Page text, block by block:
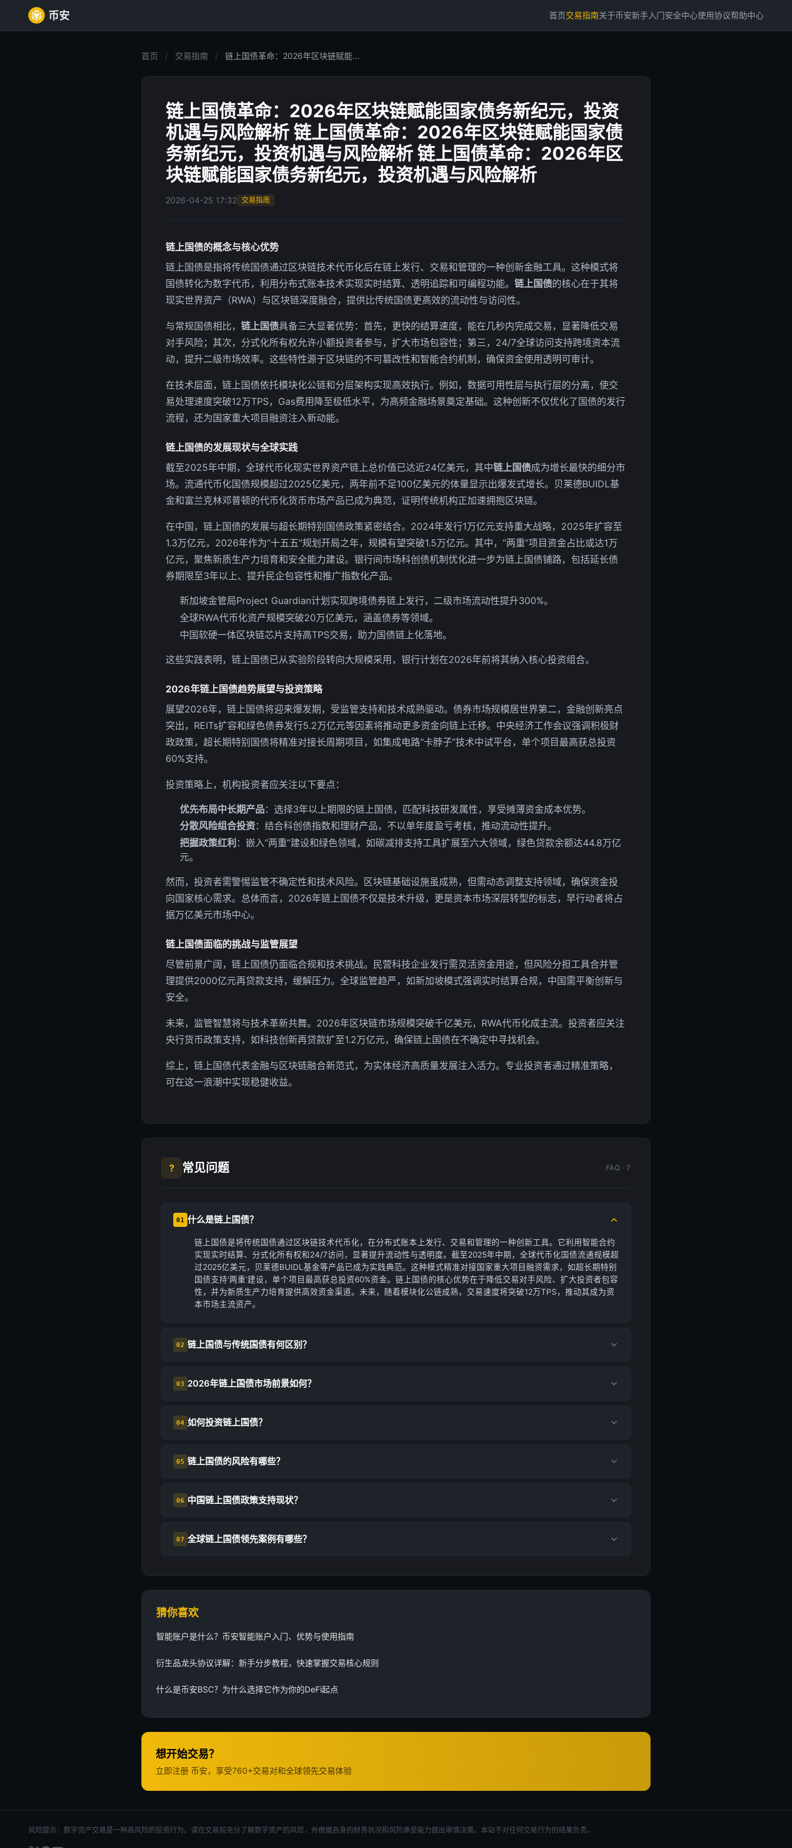
币安 首页交易指南关于币安新手入门安全中心使用协议帮助中心
首页 / 交易指南 / 链上国债革命：2026年区块链赋能...
链上国债革命：2026年区块链赋能国家债务新纪元，投资
机遇与风险解析 链上国债革命：2026年区块链赋能国家债
务新纪元，投资机遇与风险解析 链上国债革命：2026年区
块链赋能国家债务新纪元，投资机遇与风险解析
2026-04-25 17:32 交易指南
链上国债的概念与核心优势
链上国债是指将传统国债通过区块链技术代币化后在链上发行、交易和管理的一种创新金融工具。这种模式将
国债转化为数字代币，利用分布式账本技术实现实时结算、透明追踪和可编程功能。 链上国债的核心在于其将
现实世界资产（RWA）与区块链深度融合，提供比传统国债更高效的流动性与访问性。
与常规国债相比， 链上国债具备三大显著优势：首先，更快的结算速度，能在几秒内完成交易，显著降低交易
对手风险；其次，分式化所有权允许小额投资者参与，扩大市场包容性；第三，24/7全球访问支持跨境资本流
动，提升二级市场效率。这些特性源于区块链的不可篡改性和智能合约机制，确保资金使用透明可审计。
在技术层面，链上国债依托模块化公链和分层架构实现高效执行。例如，数据可用性层与执行层的分离，使交
易处理速度突破12万TPS，Gas费用降至极低水平，为高频金融场景奠定基础。这种创新不仅优化了国债的发行
流程，还为国家重大项目融资注入新动能。
链上国债的发展现状与全球实践
截至2025年中期，全球代币化现实世界资产链上总价值已达近24亿美元，其中链上国债成为增长最快的细分市
场。流通代币化国债规模超过2025亿美元，两年前不足100亿美元的体量显示出爆发式增长。贝莱德BUIDL基
金和富兰克林邓普顿的代币化货币市场产品已成为典范，证明传统机构正加速拥抱区块链。
在中国，链上国债的发展与超长期特别国债政策紧密结合。2024年发行1万亿元支持重大战略，2025年扩容至
1.3万亿元，2026年作为“十五五”规划开局之年，规模有望突破1.5万亿元。其中，“两重”项目资金占比或达1万
亿元，聚焦新质生产力培育和安全能力建设。银行间市场科创债机制优化进一步为链上国债铺路，包括延长债
券期限至3年以上、提升民企包容性和推广指数化产品。
新加坡金管局Project Guardian计划实现跨境债券链上发行，二级市场流动性提升300%。
全球RWA代币化资产规模突破20万亿美元，涵盖债券等领域。
中国软硬一体区块链芯片支持高TPS交易，助力国债链上化落地。
这些实践表明，链上国债已从实验阶段转向大规模采用，银行计划在2026年前将其纳入核心投资组合。
2026年链上国债趋势展望与投资策略
展望2026年，链上国债将迎来爆发期，受监管支持和技术成熟驱动。债券市场规模居世界第二，金融创新亮点
突出，REITs扩容和绿色债券发行5.2万亿元等因素将推动更多资金向链上迁移。中央经济工作会议强调积极财
政政策，超长期特别国债将精准对接长周期项目，如集成电路“卡脖子”技术中试平台，单个项目最高获总投资
60%支持。
投资策略上，机构投资者应关注以下要点：
优先布局中长期产品：选择3年以上期限的链上国债，匹配科技研发属性，享受摊薄资金成本优势。
分散风险组合投资：结合科创债指数和理财产品，不以单年度盈亏考核，推动流动性提升。
把握政策红利 ：嵌入“两重”建设和绿色领域，如碳减排支持工具扩展至六大领域，绿色贷款余额达44.8万亿
元。
然而，投资者需警惕监管不确定性和技术风险。区块链基础设施虽成熟，但需动态调整支持领域，确保资金投
向国家核心需求。总体而言，2026年链上国债不仅是技术升级，更是资本市场深层转型的标志，早行动者将占
据万亿美元市场中心。
链上国债面临的挑战与监管展望
尽管前景广阔，链上国债仍面临合规和技术挑战。民营科技企业发行需灵活资金用途，但风险分担工具合并管
理提供2000亿元再贷款支持，缓解压力。全球监管趋严，如新加坡模式强调实时结算合规，中国需平衡创新与
安全。
未来，监管智慧将与技术革新共舞。2026年区块链市场规模突破千亿美元，RWA代币化成主流。投资者应关注
央行货币政策支持，如科技创新再贷款扩至1.2万亿元，确保链上国债在不确定中寻找机会。
综上，链上国债代表金融与区块链融合新范式，为实体经济高质量发展注入活力。专业投资者通过精准策略，
可在这一浪潮中实现稳健收益。
? 常见问题 FAQ · 7
01 什么是链上国债？
链上国债是将传统国债通过区块链技术代币化，在分布式账本上发行、交易和管理的一种创新工具。它利用智能合约
实现实时结算、分式化所有权和24/7访问，显著提升流动性与透明度。截至2025年中期，全球代币化国债流通规模超
过2025亿美元，贝莱德BUIDL基金等产品已成为实践典范。这种模式精准对接国家重大项目融资需求，如超长期特别
国债支持'两重'建设，单个项目最高获总投资60%资金。链上国债的核心优势在于降低交易对手风险、扩大投资者包容
性，并为新质生产力培育提供高效资金渠道。未来，随着模块化公链成熟，交易速度将突破12万TPS，推动其成为资
本市场主流资产。
02 链上国债与传统国债有何区别？
03 2026年链上国债市场前景如何？
04 如何投资链上国债？
05 链上国债的风险有哪些？
06 中国链上国债政策支持现状？
07 全球链上国债领先案例有哪些？
猜你喜欢
智能账户是什么？币安智能账户入门、优势与使用指南
衍生品龙头协议详解：新手分步教程，快速掌握交易核心规则
什么是币安BSC？为什么选择它作为你的DeFi起点
想开始交易？
立即注册 币安，享受760+交易对和全球领先交易体验
风险提示：数字资产交易是一种高风险的投资行为。请在交易前充分了解数字资产的风险，并根据自身的财务状况和风险承受能力做出审慎决策。本站不对任何交易行为的结果负责。